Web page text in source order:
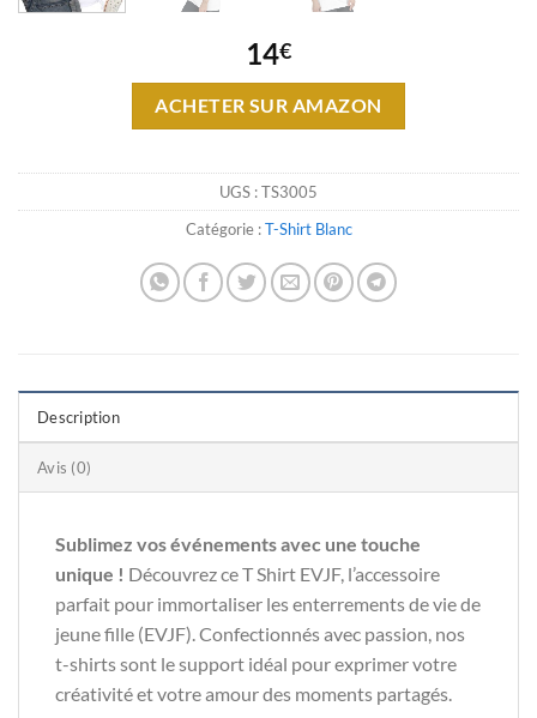
14€
ACHETER SUR AMAZON
UGS :TS3005
Catégorie :T-Shirt Blanc
Description
Avis (0)
Sublimez vos événements avec une touche
unique ! Découvrez ce T Shirt EVJF, l’accessoire
parfait pour immortaliser les enterrements de vie de
jeune fille (EVJF). Confectionnés avec passion, nos
t-shirts sont le support idéal pour exprimer votre
créativité et votre amour des moments partagés.